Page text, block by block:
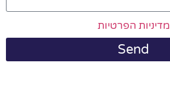
מדיניות הפרטיות
Send